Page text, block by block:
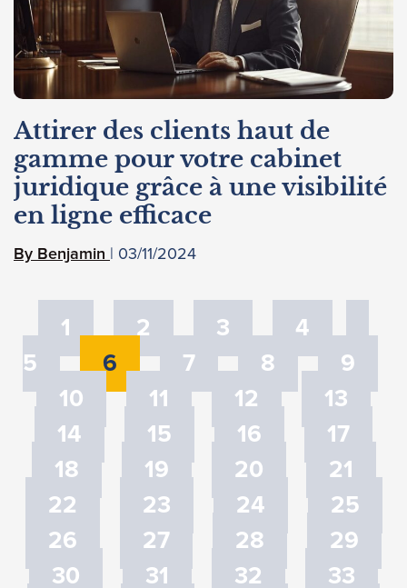
Attirer des clients haut de
gamme pour votre cabinet
juridique grâce à une visibilité
en ligne efficace
Benjamin 03/11/2024
1 2 3
4
5
6 7 8
9
10
11 12
13
14
15 16
17
18
19 20
21
22
23 24
25
26
27 28
29
30
31 32
33